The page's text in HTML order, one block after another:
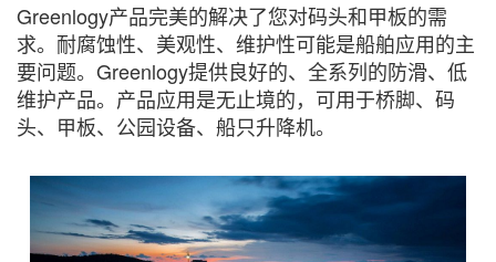
Greenlogy产品完美的解决了您对码头和甲板的需
求。耐腐蚀性、美观性、维护性可能是船舶应用的主
要问题。Greenlogy提供良好的、全系列的防滑、低
维护产品。产品应用是无止境的，可用于桥脚、码
头、甲板、公园设备、船只升降机。